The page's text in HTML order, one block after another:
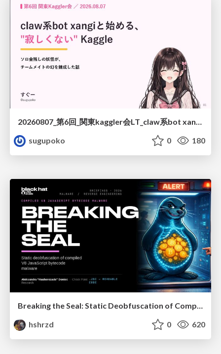
20260807_第6回_関東kaggler会LT_claw系bot xangiと始める、"寂しくない" kaggle
sugupoko
0 180
Breaking the Seal: Static Deobfuscation of Compiled V8 JavaScript Bytecode Malware
hshrzd
0 620